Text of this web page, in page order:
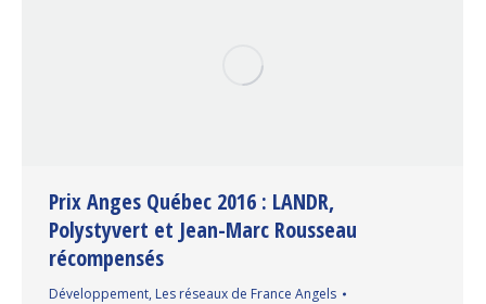
Prix Anges Québec 2016 : LANDR,
Polystyvert et Jean-Marc Rousseau
récompensés
Développement, Les réseaux de France Angels